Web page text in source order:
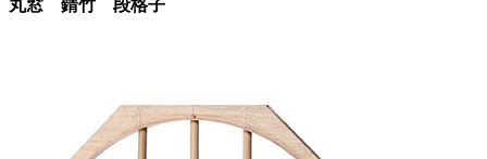
丸窓 錆竹 段格子